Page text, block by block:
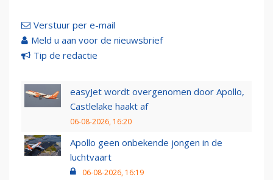
Verstuur per e-mail
Meld u aan voor de nieuwsbrief
Tip de redactie
easyJet wordt overgenomen door Apollo,
Castlelake haakt af
06-08-2026, 16:20
Apollo geen onbekende jongen in de
luchtvaart
06-08-2026, 16:19